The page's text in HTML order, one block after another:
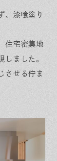
、漆喰塗り
住宅密集地
しました。
させる佇ま